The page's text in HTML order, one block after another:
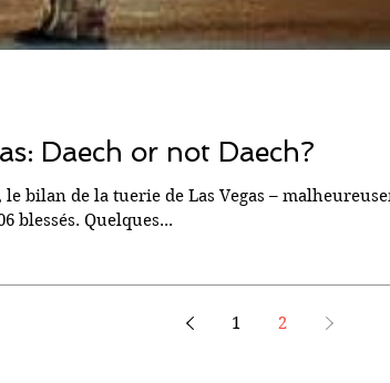
Daech or not Daech?
bilan de la tuerie de Las Vegas –
blessés. Quelques...
1 2